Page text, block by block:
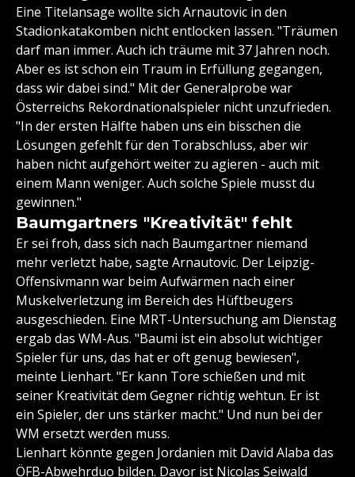
Eine Titelansage wollte sich Arnautovic in den
Stadionkatakomben nicht entlocken lassen. "Träumen
darf man immer. Auch ich träume mit 37 Jahren noch.
Aber es ist schon ein Traum in Erfüllung gegangen,
dass wir dabei sind." Mit der Generalprobe war
Österreichs Rekordnationalspieler nicht unzufrieden.
"In der ersten Hälfte haben uns ein bisschen die
Lösungen gefehlt für den Torabschluss, aber wir
haben nicht aufgehört weiter zu agieren - auch mit
einem Mann weniger. Auch solche Spiele musst du
gewinnen."
Baumgartners "Kreativität" fehlt
Er sei froh, dass sich nach Baumgartner niemand
mehr verletzt habe, sagte Arnautovic. Der Leipzig-
Offensivmann war beim Aufwärmen nach einer
Muskelverletzung im Bereich des Hüftbeugers
ausgeschieden. Eine MRT-Untersuchung am Dienstag
ergab das WM-Aus. "Baumi ist ein absolut wichtiger
Spieler für uns, das hat er oft genug bewiesen",
meinte Lienhart. "Er kann Tore schießen und mit
seiner Kreativität dem Gegner richtig wehtun. Er ist
ein Spieler, der uns stärker macht." Und nun bei der
WM ersetzt werden muss.
Lienhart könnte gegen Jordanien mit David Alaba das
ÖFB-Abwehrduo bilden. Davor ist Nicolas Seiwald